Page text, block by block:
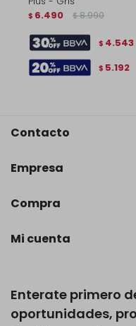
$ 6.490 $ 8.990
$ 4.543
$ 5.192
Enterate primero
oportunidades,
Contacto
Empresa
Compra
Mi cuenta